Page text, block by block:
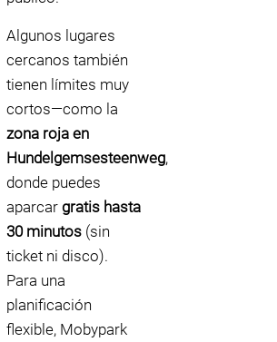
Algunos lugares
cercanos también
tienen límites muy
cortos—como la
zona roja en
Hundelgemsesteenweg,
donde puedes
aparcar gratis hasta
30 minutos (sin
ticket ni disco).
Para una
planificación
flexible, Mobypark